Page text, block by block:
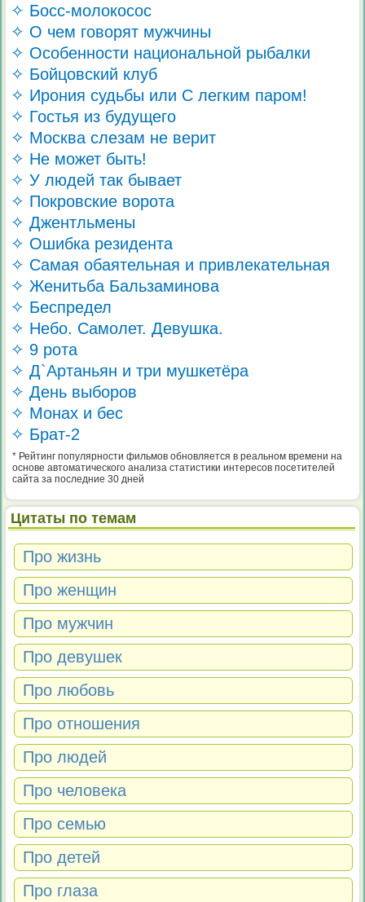
✧ Босс-молокосос
✧ О чем говорят мужчины
✧ Особенности национальной рыбалки
✧ Бойцовский клуб
✧ Ирония судьбы или С легким паром!
✧ Гостья из будущего
✧ Москва слезам не верит
✧ Не может быть!
✧ У людей так бывает
✧ Покровские ворота
✧ Джентльмены
✧ Ошибка резидента
✧ Самая обаятельная и привлекательная
✧ Женитьба Бальзаминова
✧ Беспредел
✧ Небо. Самолет. Девушка.
✧ 9 рота
✧ Д`Артаньян и три мушкетёра
✧ День выборов
✧ Монах и бес
✧ Брат-2
* Рейтинг популярности фильмов обновляется в реальном времени на
основе автоматического анализа статистики интересов посетителей
сайта за последние 30 дней
Цитаты по темам
Про жизнь
Про женщин
Про мужчин
Про девушек
Про любовь
Про отношения
Про людей
Про человека
Про семью
Про детей
Про глаза